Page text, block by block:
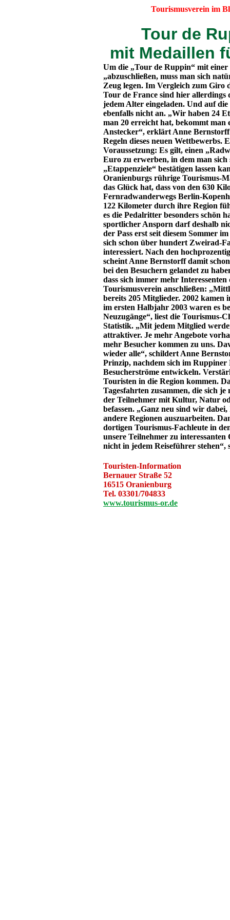
Tourismusverein im
Tour de
mit Medaillen
Um die „Tour de Ruppin“ mit einer
„abzuschließen, muss man sich
Zeug legen. Im Vergleich zum Giro
Tour de France sind hier allerdings
jedem Alter eingeladen. Und auf
ebenfalls nicht an. „Wir haben 24
man 20 erreicht hat, bekommt man
Anstecker“, erklärt Anne
Regeln dieses neuen Wettbewerbs.
Voraussetzung: Es gilt, einen
Euro zu erwerben, in dem man sich
„Etappenziele“ bestätigen lassen
Oranienburgs rührige Tourismus-
das Glück hat, dass von den 630
Fernradwanderwegs Berlin-
122 Kilometer durch ihre Region
es die Pedalritter besonders schön
sportlicher Ansporn darf deshalb
der Pass erst seit diesem Sommer
sich schon über hundert Zweirad-
interessiert. Nach den
scheint Anne Bernstorff damit
bei den Besuchern gelandet zu
dass sich immer mehr
Tourismusverein anschließen:
bereits 205 Mitglieder. 2002 kamen
im ersten Halbjahr 2003 waren es
Neuzugänge“, liest die Tourismus-
Statistik. „Mit jedem Mitglied
attraktiver. Je mehr Angebote
mehr Besucher kommen zu uns.
wieder alle“, schildert Anne
Prinzip, nachdem sich im Ruppiner
Besucherströme entwickeln.
Touristen in die Region kommen.
Tagesfahrten zusammen, die sich je
der Teilnehmer mit Kultur, Natur
befassen. „Ganz neu sind wir
andere Regionen auszuarbeiten.
dortigen Tourismus-Fachleute in
unsere Teilnehmer zu
nicht in jedem Reiseführer stehen“,
Touristen-Information
Bernauer Straße 52
16515 Oranienburg
Tel. 03301/704833
www.tourismus-or.de